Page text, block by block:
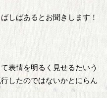
しばあるとお聞きします！
表情を明るく見せるたいう
したのではないかとにらん